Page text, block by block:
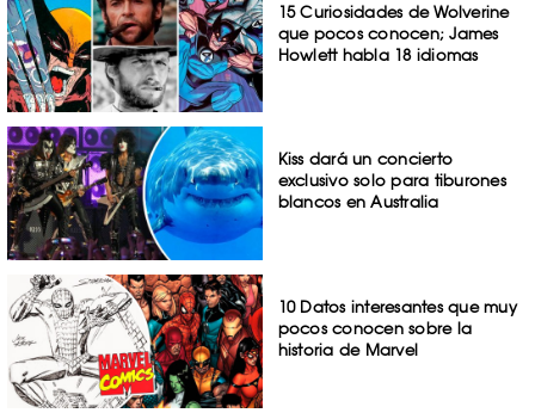
15 Curiosidades de Wolverine
que pocos conocen; James
Howlett habla 18 idiomas
Kiss dará un concierto
exclusivo solo para tiburones
blancos en Australia
10 Datos interesantes que muy
pocos conocen sobre la
historia de Marvel